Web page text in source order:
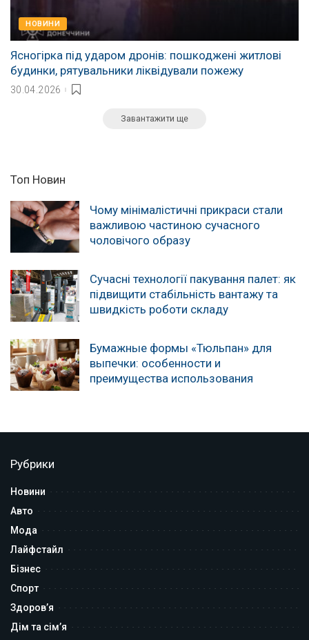
НОВИНИ
Ясногірка під ударом дронів: пошкоджені житлові
будинки, рятувальники ліквідували пожежу
30.04.2026
Завантажити ще
Топ Новин
Чому мінімалістичні прикраси стали
важливою частиною сучасного
чоловічого образу
Сучасні технології пакування палет: як
підвищити стабільність вантажу та
швидкість роботи складу
Бумажные формы «Тюльпан» для
выпечки: особенности и
преимущества использования
Рубрики
Новини
Авто
Мода
Лайфстайл
Бізнес
Спорт
Здоров’я
Дім та сім’я